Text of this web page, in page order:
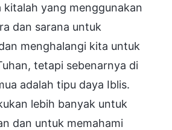
kitalah yang menggunakan
dan sarana untuk
menghalangi kita untuk
tetapi sebenarnya di
adalah tipu daya Iblis.
lebih banyak untuk
dan untuk memahami